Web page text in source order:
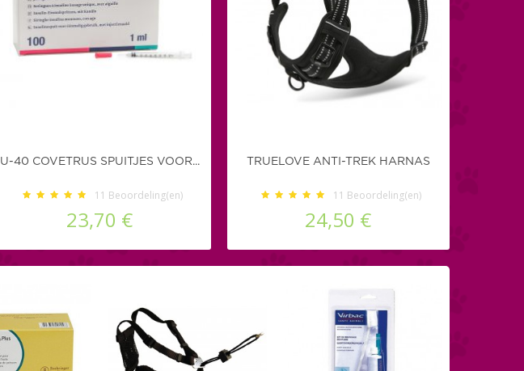
U-40 COVETRUS SPUITJES VOOR...
11 Beoordeling(en)
23,70 €
TRUELOVE ANTI-TREK HARNAS
11 Beoordeling(en)
24,50 €